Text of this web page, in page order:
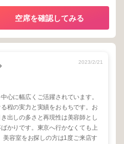
空席を確認してみる
2023/2/21
心に幅広くご活躍されています。
程の実力と実績をおもちです。お
出しの多さと再現性は美容師とし
かりです。東京へ行かなくても上
美容室をお探しの方は1度ご来店す